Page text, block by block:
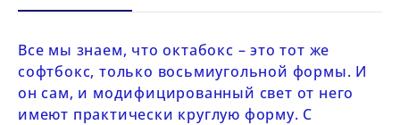
Все мы знаем, что октабокс – это тот же
софтбокс, только восьмиугольной формы. И
он сам, и модифицированный свет от него
имеют практически круглую форму. С